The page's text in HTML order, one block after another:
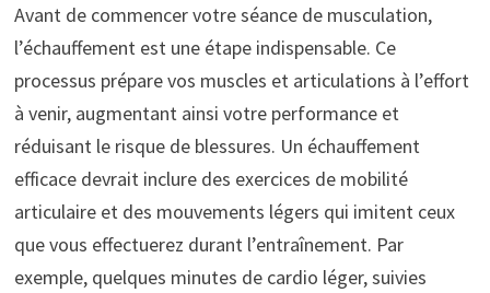
Avant de commencer votre séance de musculation,
l’échauffement est une étape indispensable. Ce
processus prépare vos muscles et articulations à l’effort
à venir, augmentant ainsi votre performance et
réduisant le risque de blessures. Un échauffement
efficace devrait inclure des exercices de mobilité
articulaire et des mouvements légers qui imitent ceux
que vous effectuerez durant l’entraînement. Par
exemple, quelques minutes de cardio léger, suivies